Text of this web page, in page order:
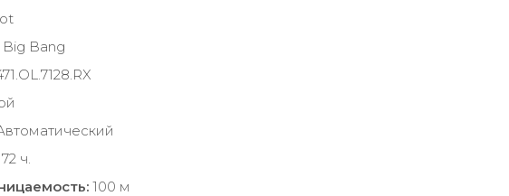
Big Bang
72 ч.
100 м